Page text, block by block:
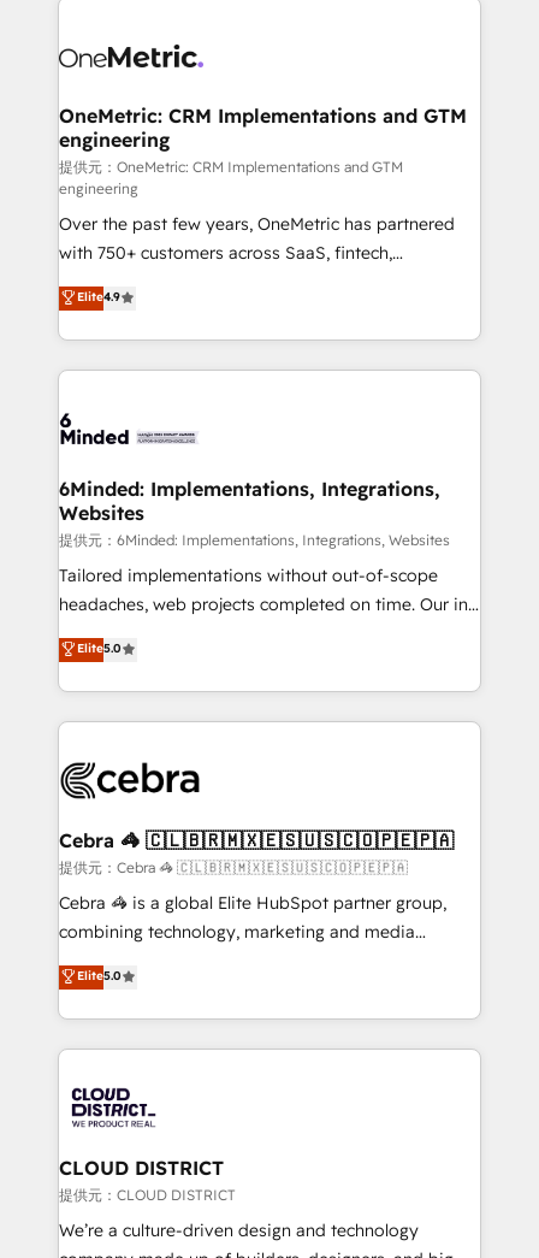
Iberia (Spain & Portugal), we combine human insight
growth. Our multidisciplinary team designs solutions
that simplify complexity, boost performance, and
turn innovation into real impact. 🌍 Highlights •
HubSpot Partner since 2012 • 2022 EMEA Impact
Award: Best Integration • 150+ successful HubSpot
projects • Clients in 30+ industries • Proprietary
technology for integrations • Multilingual team:
English, Spanish, Portuguese & Italian 👉 Grow
smarter with AI and HubSpot.
OneMetric: CRM Implementations and GTM
engineering
提供元：OneMetric: CRM Implementations and GTM
engineering
Over the past few years, OneMetric has partnered
with 750+ customers across SaaS, fintech,
healthcare, real estate, and other industries. With
150+ HubSpot-certified experts, we deliver scalable
solutions to complex GTM and RevOps challenges.
Our Expertise 🔹 Onboarding & Implementation:
tailored to your GTM motion. 🔹 Migrations:
from other CRMs to HubSpot without data loss or
downtime. 🔹 RevOps Strategy: Align teams,
processes, and data to drive revenue efficiency. 🔹
Integrations: Connect HubSpot with your tech stack
for better adoption. 🔹 Custom Solutions: Build
SOC 2 Type II and ISO 27001 certified, reinforcing
our commitment to data security and compliance. At
Elite4.9
6Minded: Implementations, Integrations,
Websites
提供元：6Minded: Implementations, Integrations, Websites
Tailored implementations without out-of-scope
headaches, web projects completed on time. Our in-
house team of certified CRM architects, experts,
developers, designers, and marketers handles all
aspects of your HubSpot. ✨ 400+ global clients ✨
100+ seamless migrations from 15+ different CRMs
implementations, and 5,000+ pages ✨ CS: Clients
CS: 245% organic growth & +751% new visitors for a
full-funnel HubSpot project ✨ CS: 415% conversion
boost with a new HubSpot site Recognized leaders:
🏆 HubSpot Platform Migration Impact Award 🏆
Inbound Campaign of the Year 🏆 Gold AVA Digital
Award for Best Website 🌟 Accreditations: CRM
Elite5.0
Cebra 🦓 🇨🇱🇧🇷🇲🇽🇪🇸🇺🇸🇨🇴🇵🇪🇵🇦
提供元：Cebra 🦓 🇨🇱🇧🇷🇲🇽🇪🇸🇺🇸🇨🇴🇵🇪🇵🇦
Cebra 🦓 is a global Elite HubSpot partner group,
combining technology, marketing and media
expertise across Latin America and Southern
Europe, with teams across 7 countries. Born in Chile,
we combine local insight with international reach to
help businesses grow through technology, creativity,
500+ HubSpot implementations, building end-to-
end solutions that integrate CRM, AI automation,
inbound and loop marketing, content, and digital
creativity. Our multicultural team works in Spanish,
Portuguese, and English to design scalable strategies
that drive measurable growth. 🌎 Highlights: • 10+
Elite5.0
CLOUD DISTRICT
提供元：CLOUD DISTRICT
We’re a culture-driven design and technology